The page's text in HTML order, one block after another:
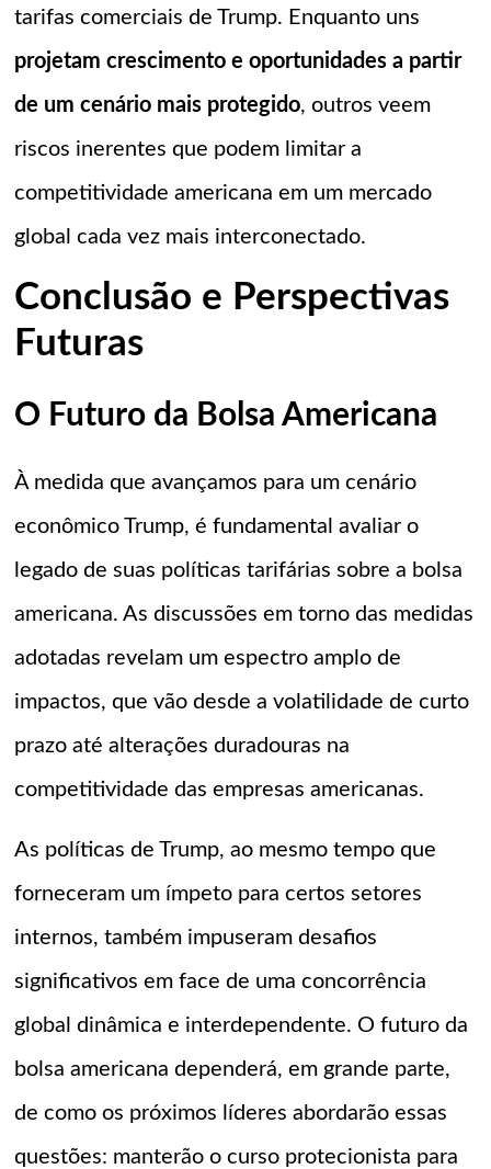
tarifas comerciais de Trump. Enquanto uns
projetam crescimento e oportunidades a partir
de um cenário mais protegido, outros veem
riscos inerentes que podem limitar a
competitividade americana em um mercado
global cada vez mais interconectado.
Conclusão e Perspectivas
Futuras
O Futuro da Bolsa Americana
À medida que avançamos para um cenário
econômico Trump, é fundamental avaliar o
legado de suas políticas tarifárias sobre a bolsa
americana. As discussões em torno das medidas
adotadas revelam um espectro amplo de
impactos, que vão desde a volatilidade de curto
prazo até alterações duradouras na
competitividade das empresas americanas.
As políticas de Trump, ao mesmo tempo que
forneceram um ímpeto para certos setores
internos, também impuseram desafios
significativos em face de uma concorrência
global dinâmica e interdependente. O futuro da
bolsa americana dependerá, em grande parte,
de como os próximos líderes abordarão essas
questões: manterão o curso protecionista para